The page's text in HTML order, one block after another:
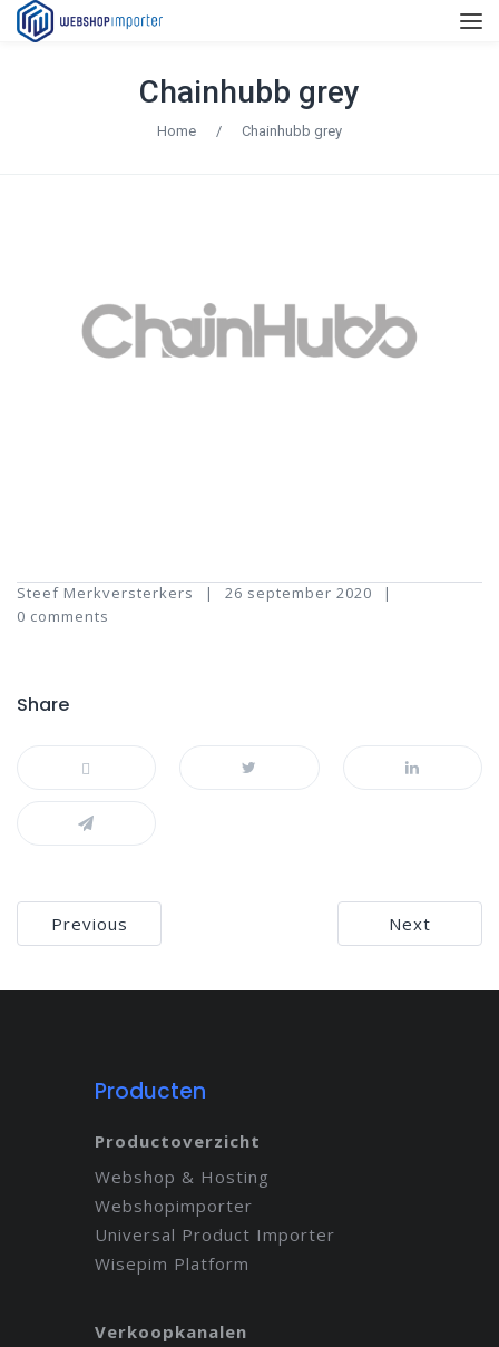
Chainhubb grey
Home / Chainhubb grey
Steef Merkversterkers
26 september 2020
0 comments
Share
Bericht
navigatie
Previous Next
Producten
Productoverzicht
Webshop & Hosting
Webshopimporter
Universal Product Importer
Wisepim Platform
Verkoopkanalen